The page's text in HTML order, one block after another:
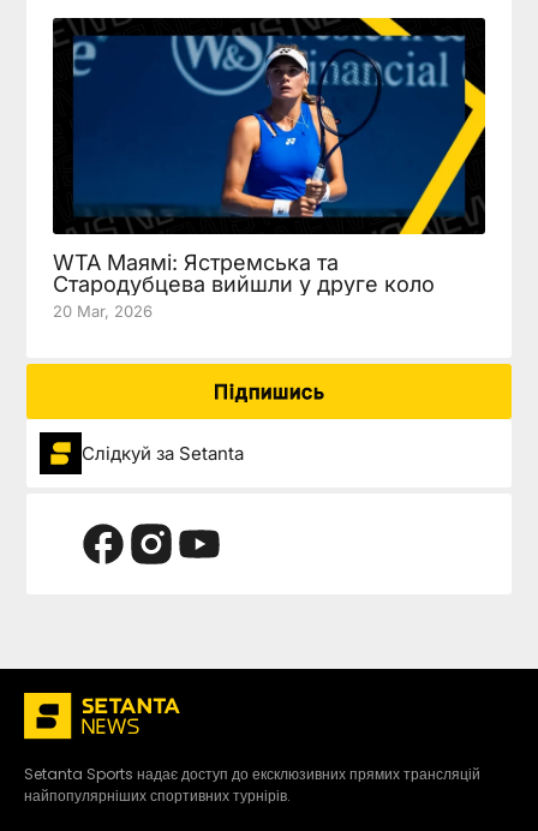
WTA Маямі: Ястремська та
Стародубцева вийшли у друге коло
20 Mar, 2026
Підпишись
Слідкуй за Setanta
Setanta Sports надає доступ до ексклюзивних прямих трансляцій
найпопулярніших спортивних турнірів.